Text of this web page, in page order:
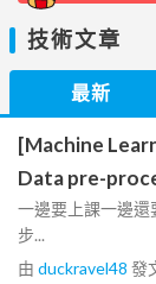
技術文章
最新
[Machine
Data pre-
一邊要上課一邊還
步...
由 duckravel48 發